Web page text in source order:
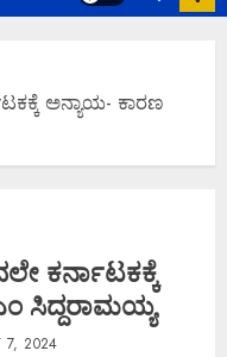
ಅನ್ಯಾಯ- ಕಾರಣ
ಕರ್ನಾಟಕಕ್ಕೆ
ಸಿದ್ದರಾಮಯ್ಯ
7, 2024